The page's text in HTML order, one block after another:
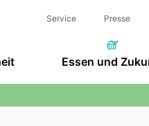
Service Presse
Essen und